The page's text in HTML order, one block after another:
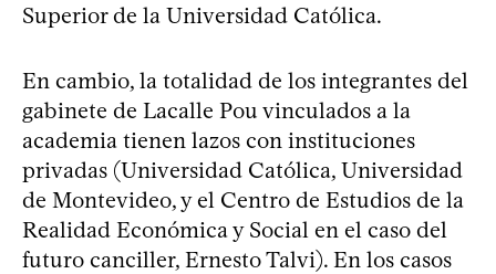
Superior de la Universidad Católica.
En cambio, la totalidad de los integrantes del
gabinete de Lacalle Pou vinculados a la
academia tienen lazos con instituciones
privadas (Universidad Católica, Universidad
de Montevideo, y el Centro de Estudios de la
Realidad Económica y Social en el caso del
futuro canciller, Ernesto Talvi). En los casos